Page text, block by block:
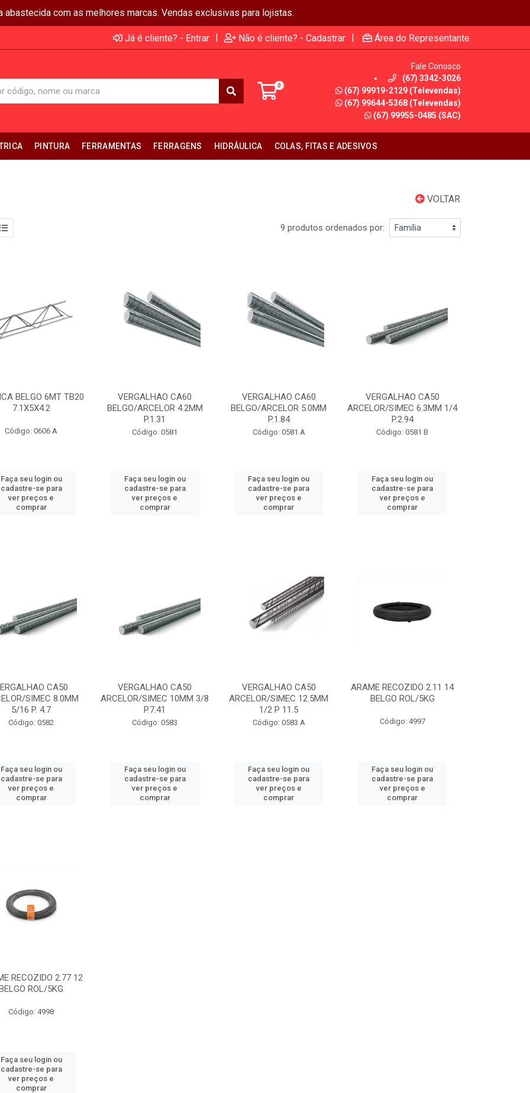
abastecida com as melhores marcas. Vendas exclusivas para lojistas.
Já é cliente? - Entrar | Não é cliente? - Cadastrar | Área do Representante
0
Fale Conosco
(67) 3342-3026
(67) 99919-2129 (Televendas)
(67) 99644-5368 (Televendas)
(67) 99955-0485 (SAC)
PINTURA FERRAMENTAS FERRAGENS HIDRÁULICA COLAS, FITAS E ADESIVOS
VOLTAR
9 produtos ordenados por:
BELGO 6MT TB20
7.1X5X4.2
Código: 0606 A
Faça seu login ou
cadastre-se para
ver preços e
comprar
VERGALHAO CA60
BELGO/ARCELOR 4.2MM
P.1.31
Código: 0581
Faça seu login ou
cadastre-se para
ver preços e
comprar
VERGALHAO CA60
BELGO/ARCELOR 5.0MM
P.1.84
Código: 0581 A
Faça seu login ou
cadastre-se para
ver preços e
comprar
VERGALHAO CA50
ARCELOR/SIMEC 6.3MM 1/4
P.2.94
Código: 0581 B
Faça seu login ou
cadastre-se para
ver preços e
comprar
CA50
SIMEC 8.0MM
5/16 P. 4.7
Código: 0582
Faça seu login ou
cadastre-se para
ver preços e
comprar
VERGALHAO CA50
ARCELOR/SIMEC 10MM 3/8
P.7.41
Código: 0583
Faça seu login ou
cadastre-se para
ver preços e
comprar
VERGALHAO CA50
ARCELOR/SIMEC 12.5MM
1/2 P 11.5
Código: 0583 A
Faça seu login ou
cadastre-se para
ver preços e
comprar
ARAME RECOZIDO 2.11 14
BELGO ROL/5KG
Código: 4997
Faça seu login ou
cadastre-se para
ver preços e
comprar
RECOZIDO 2.77 12
ROL/5KG
Código: 4998
Faça seu login ou
cadastre-se para
ver preços e
comprar